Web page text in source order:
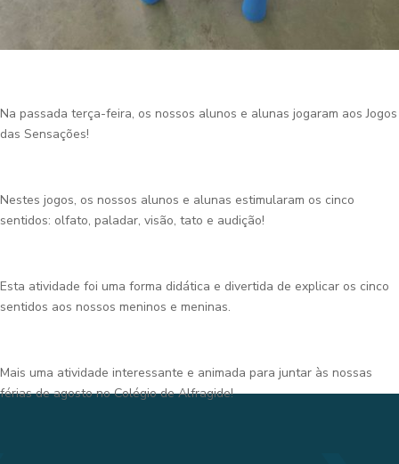
Na passada terça-feira, os nossos alunos e alunas jogaram aos Jogos
das Sensações!
Nestes jogos, os nossos alunos e alunas estimularam os cinco
sentidos: olfato, paladar, visão, tato e audição!
Esta atividade foi uma forma didática e divertida de explicar os cinco
sentidos aos nossos meninos e meninas.
Mais uma atividade interessante e animada para juntar às nossas
férias de agosto no Colégio de Alfragide!